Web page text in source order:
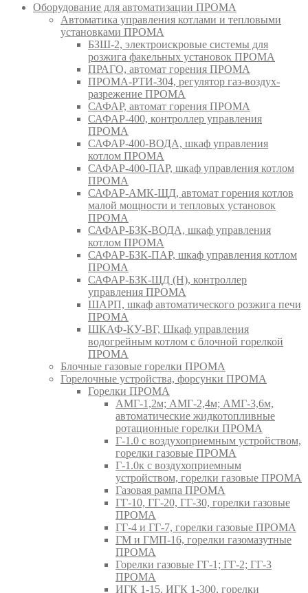
Оборудование для автоматизации ПРОМА
Автоматика управления котлами и тепловыми
установками ПРОМА
БЗШ-2, электроискровые системы для
розжига факельных установок ПРОМА
ПРАГО, автомат горения ПРОМА
ПРОМА-РТИ-304, регулятор газ-воздух-
разрежение ПРОМА
САФАР, автомат горения ПРОМА
САФАР-400, контроллер управления
ПРОМА
САФАР-400-ВОДА, шкаф управления
котлом ПРОМА
САФАР-400-ПАР, шкаф управления котлом
ПРОМА
САФАР-АМК-ЩД, автомат горения котлов
малой мощности и тепловых установок
ПРОМА
САФАР-БЗК-ВОДА, шкаф управления
котлом ПРОМА
САФАР-БЗК-ПАР, шкаф управления котлом
ПРОМА
САФАР-БЗК-ЩД (Н), контроллер
управления ПРОМА
ШАРП, шкаф автоматического розжига печи
ПРОМА
ШКАФ-КУ-ВГ, Шкаф управления
водогрейным котлом с блочной горелкой
ПРОМА
Блочные газовые горелки ПРОМА
Горелочные устройства, форсунки ПРОМА
Горелки ПРОМА
АМГ-1,2м; АМГ-2,4м; АМГ-3,6м,
автоматические жидкотопливные
ротационные горелки ПРОМА
Г-1.0 с воздухоприемным устройством,
горелки газовые ПРОМА
Г-1.0к с воздухоприемным
устройством, горелки газовые ПРОМА
Газовая рампа ПРОМА
ГГ-10, ГГ-20, ГГ-30, горелки газовые
ПРОМА
ГГ-4 и ГГ-7, горелки газовые ПРОМА
ГМ и ГМП-16, горелки газомазутные
ПРОМА
Горелки газовые ГГ-1; ГГ-2; ГГ-3
ПРОМА
ИГК 1-15, ИГК 1-300, горелки